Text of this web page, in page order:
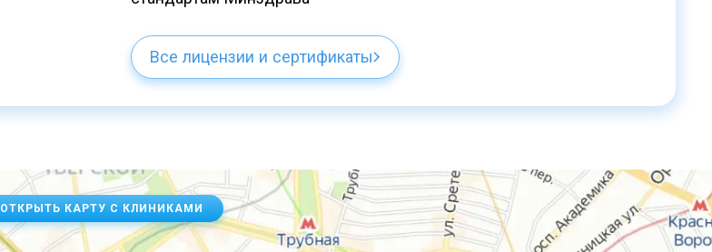
Все лицензии и сертификаты
ОТКРЫТЬ КАРТУ С КЛИНИКАМИ